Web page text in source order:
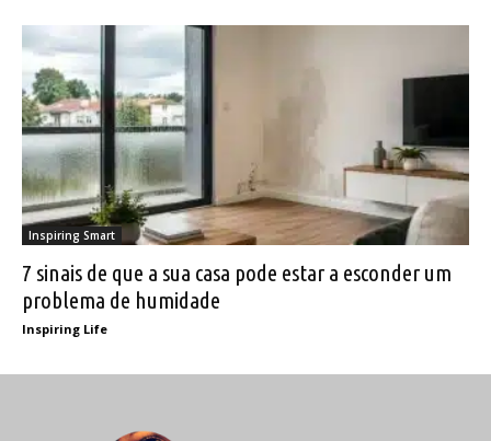
Inspiring Smart
7 sinais de que a sua casa pode estar a esconder um
problema de humidade
Inspiring Life